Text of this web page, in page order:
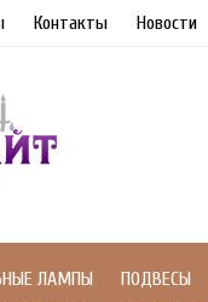
Контакты Новости
ЛАМПЫ ПОДВЕСЫ